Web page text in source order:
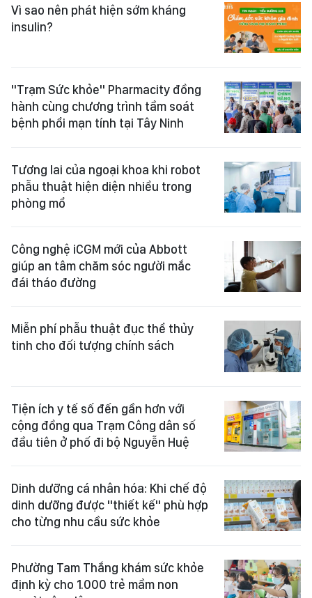
Vì sao nên phát hiện sớm kháng
insulin?
"Trạm Sức khỏe" Pharmacity đồng
hành cùng chương trình tầm soát
bệnh phổi mạn tính tại Tây Ninh
Tương lai của ngoại khoa khi robot
phẫu thuật hiện diện nhiều trong
phòng mổ
Công nghệ iCGM mới của Abbott
giúp an tâm chăm sóc người mắc
đái tháo đường
Miễn phí phẫu thuật đục thể thủy
tinh cho đối tượng chính sách
Tiện ích y tế số đến gần hơn với
cộng đồng qua Trạm Công dân số
đầu tiên ở phố đi bộ Nguyễn Huệ
Dinh dưỡng cá nhân hóa: Khi chế độ
dinh dưỡng được "thiết kế" phù hợp
cho từng nhu cầu sức khỏe
Phường Tam Thắng khám sức khỏe
định kỳ cho 1.000 trẻ mầm non